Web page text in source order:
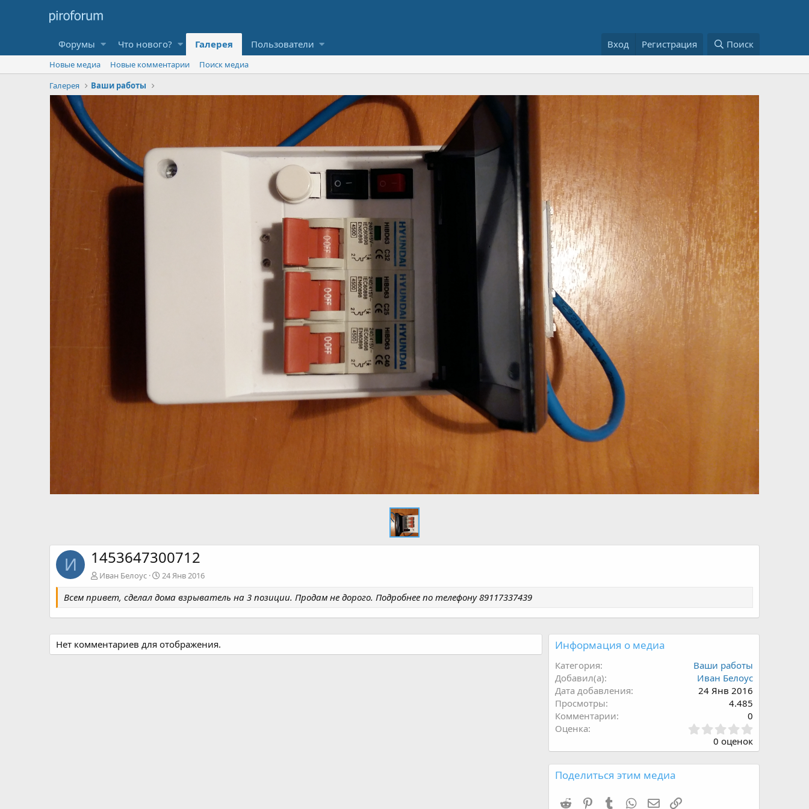
Форумы Что нового? Галерея Пользователи Вход Регистрация Поиск
Новые медиа Новые комментарии
Поиск медиа
Галерея
Ваши работы
И 1453647300712
Иван Белоус 24 Янв 2016
Всем привет, сделал дома взрыватель на 3 позиции. Продам не дорого. Подробнее по телефону 89117337439
Нет комментариев для отображения. Информация о медиа
Категория
Ваши работы
Добавил(а)
Иван Белоус
Дата добавления
24 Янв 2016
Просмотры
4.485
Комментарии
0
Оценка
,
0
0
0 оценок
Поделиться этим медиа
Reddit PinterestTumblr WhatsApp
Электронная почта
Ссылка